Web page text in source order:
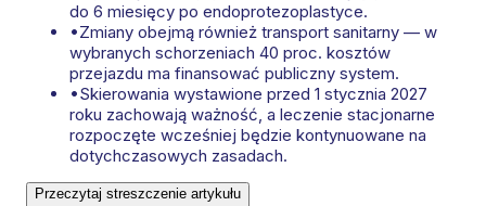
do 6 miesięcy po endoprotezoplastyce.
•Zmiany obejmą również transport sanitarny — w
wybranych schorzeniach 40 proc. kosztów
przejazdu ma finansować publiczny system.
•Skierowania wystawione przed 1 stycznia 2027
roku zachowają ważność, a leczenie stacjonarne
rozpoczęte wcześniej będzie kontynuowane na
dotychczasowych zasadach.
Przeczytaj streszczenie artykułu